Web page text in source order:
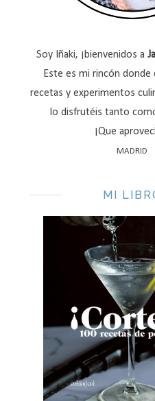
Soy Iñaki, ¡bienvenidos a
Este es mi rincón
recetas y experimentos
lo disfrutéis tanto
¡Que
MADRID
MI